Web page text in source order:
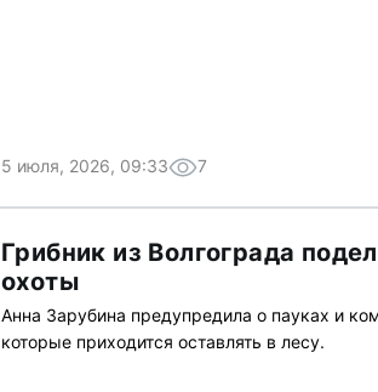
5 июля, 2026, 09:33 7
Грибник из Волгограда
охоты
Анна Зарубина предупредила о пауках и
которые приходится оставлять в лесу.